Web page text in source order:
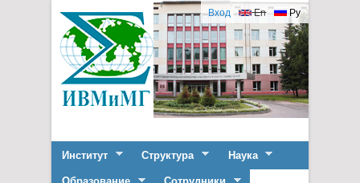
Ру
En
Вход
Институт Структура
Наука